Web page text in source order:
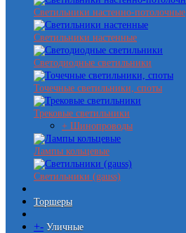
Светильники настенно-потолочные
Светильники настенные
Светодиодные светильники
Точечные светильники, споты
Трековые светильники
+ Шинопроводы
Лампы кольцевые
Светильники (gauss)
Торшеры
+- Уличные